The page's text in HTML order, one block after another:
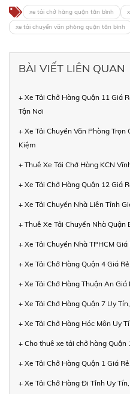
xe tải chở hàng quận tân bình
xe tải chuyển văn phòng quận tân bình
BÀI VIẾT LIÊN QUAN
+ Xe Tải Chở Hàng Quận 11 Giá
Tận Nơi
+ Xe Tải Chuyển Văn Phòng
Kiệm
+ Thuê Xe Tải Chở Hàng KCN
+ Xe Tải Chở Hàng Quận 12 Giá
+ Xe Tải Chuyển Nhà Liên Tỉnh
+ Thuê Xe Tải Chuyển Nhà Quận
+ Xe Tải Chuyển Nhà TPHCM
+ Xe Tải Chở Hàng Quận 4 Giá
+ Xe Tải Chở Hàng Thuận An Giá
+ Xe Tải Chở Hàng Quận 7 Uy
+ Xe Tải Chở Hàng Hóc Môn Uy
+ Cho thuê xe tải chở hàng Quận
+ Xe Tải Chở Hàng Quận 1 Giá
+ Xe Tải Chở Hàng Đi Tỉnh Uy